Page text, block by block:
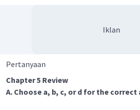
Iklan
Pertanyaan
Chapter 5 Review
A. Choose a, b, c, or d for the correct